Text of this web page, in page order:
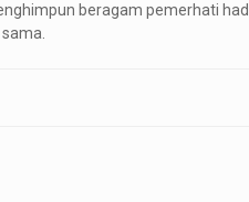
beragam pemerhati